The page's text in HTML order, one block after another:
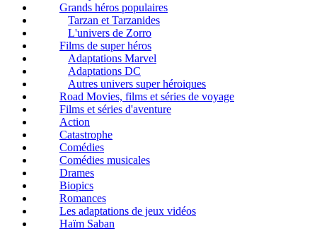
Grands héros populaires
Tarzan et Tarzanides
L'univers de Zorro
Films de super héros
Adaptations Marvel
Adaptations DC
Autres univers super héroiques
Road Movies, films et séries de voyage
Films et séries d'aventure
Action
Catastrophe
Comédies
Comédies musicales
Drames
Biopics
Romances
Les adaptations de jeux vidéos
Haïm Saban